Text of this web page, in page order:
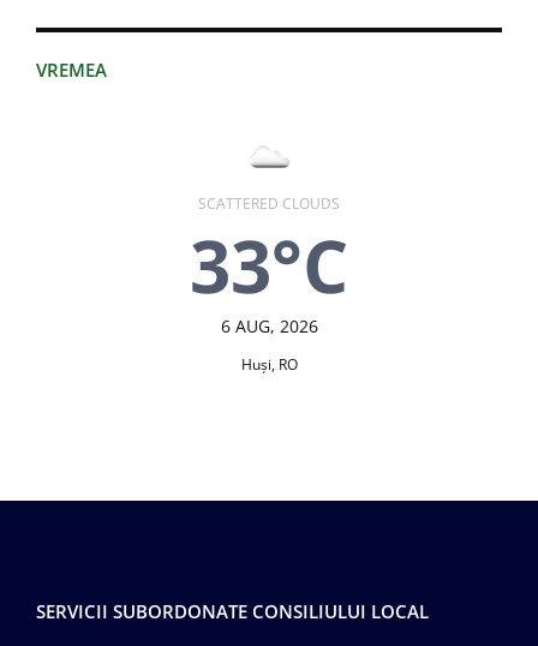
VREMEA
SCATTERED CLOUDS
33°C
6 AUG, 2026
Huşi, RO
SERVICII SUBORDONATE CONSILIULUI LOCAL